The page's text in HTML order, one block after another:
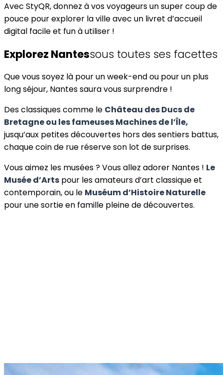
Avec StyQR, donnez à vos voyageurs un super coup de
pouce pour explorer la ville avec un livret d’accueil
digital facile et fun à utiliser !
Explorez Nantessous toutes ses facettes
Que vous soyez là pour un week-end ou pour un plus
long séjour, Nantes saura vous surprendre !
Des classiques comme le Château des Ducs de
Bretagne ou les fameuses Machines de l’Île,
jusqu’aux petites découvertes hors des sentiers battus,
chaque coin de rue réserve son lot de surprises.
Vous aimez les musées ? Vous allez adorer Nantes ! Le
Musée d’Arts pour les amateurs d’art classique et
contemporain, ou le Muséum d’Histoire Naturelle
pour une sortie en famille pleine de découvertes.